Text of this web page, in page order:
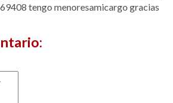
tengo menoresamicargo gracias